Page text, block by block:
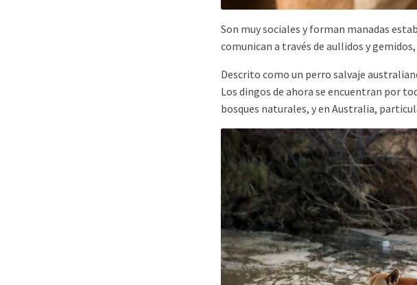
Son muy sociales y forman manadas
comunican a través de aullidos y
Descrito como un perro salvaje
Los dingos de ahora se encuentran por
bosques naturales, y en Australia,